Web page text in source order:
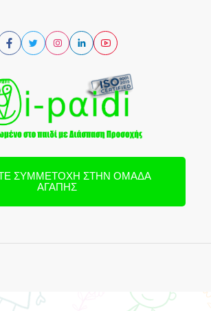
ΣΥΜΜΕΤΟΧΉ ΣΤΗΝ ΟΜΆΔΑ
ΑΓΆΠΗΣ